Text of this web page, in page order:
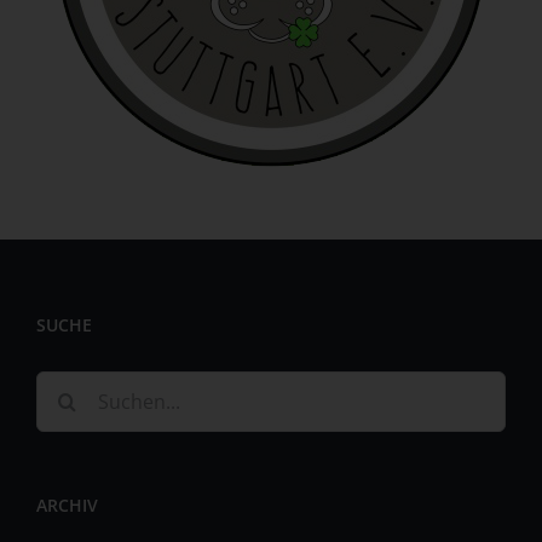
SUCHE
nach:
ARCHIV
identifizierbar wird eine natürliche Person angesehen, die
direkt oder indirekt, insbesondere mittels Zuordnung zu
einer Kennung wie einem Namen, zu einer Kennnummer,
zu Standortdaten, zu einer Online-Kennung oder zu
einem oder mehreren besonderen Merkmalen, die
Ausdruck der physischen, physiologischen, genetischen,
psychischen, wirtschaftlichen, kulturellen oder sozialen
identifizierbare natürliche Person, deren
Vorgangsreihe im Zusammenhang mit